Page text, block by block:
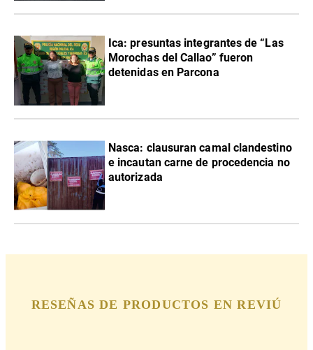
Ica: presuntas integrantes de “Las
Morochas del Callao” fueron
detenidas en Parcona
Nasca: clausuran camal clandestino
e incautan carne de procedencia no
autorizada